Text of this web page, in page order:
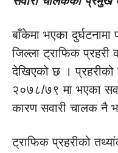
बाँकेमा भएका
जिल्ला ट्राफिक प्रहरी
देखिएको छ ।
२०७८/७९ मा भएका
कारण सवारी चालक नै
ट्राफिक प्रहरीको